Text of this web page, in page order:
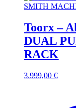
Toorx –
DUAL
RACK
3.999,00 €